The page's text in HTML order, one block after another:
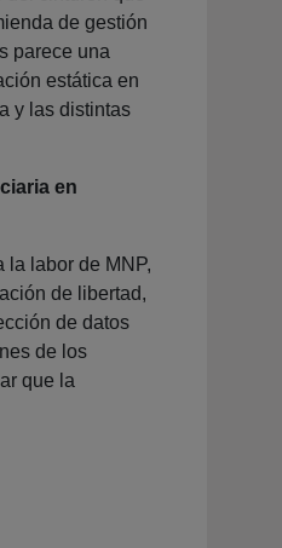
de gestión
parece una
estática en
y las distintas
en
la labor de MNP,
de libertad,
de datos
de los
que la